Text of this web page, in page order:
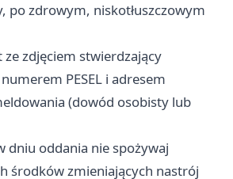
po zdrowym, niskotłuszczowym
zdjęciem stwierdzający
PESEL i adresem
(dowód osobisty lub
dniu oddania nie spożywaj
środków zmieniających nastrój